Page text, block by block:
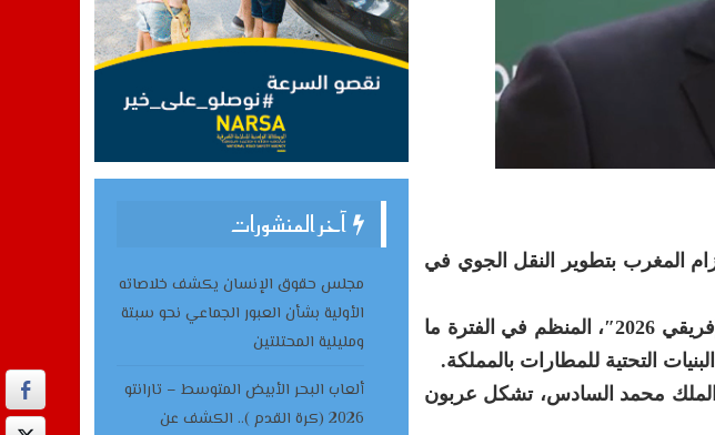
المغرب بتطوير النقل الجوي في
وأوضح السيد الفقير، في كلمة خلال جلسة في إطار “مؤتمر ومعرض النقل الجوي الإفريقي 2026″، المنظم في الفترة ما
الملك محمد السادس، تشكل عربون
آخر المنشورات
مجلس حقوق الإنسان يكشف خلاصاته
الأولية بشأن العبور الجماعي نحو سبتة
ومليلية المحتلتين
ألعاب البحر الأبيض المتوسط – تارانتو
2026 (كرة القدم ).. الكشف عن